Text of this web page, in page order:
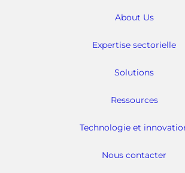
About Us
Expertise sectorielle
Solutions
Ressources
Technologie et
Nous contacter